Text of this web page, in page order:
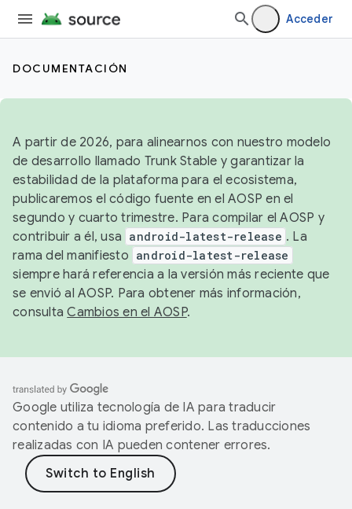
Acceder
DOCUMENTACIÓN
A partir de 2026, para alinearnos con nuestro modelo
de desarrollo llamado Trunk Stable y garantizar la
estabilidad de la plataforma para el ecosistema,
publicaremos el código fuente en el AOSP en el
segundo y cuarto trimestre. Para compilar el AOSP y
contribuir a él, usa android-latest-release . La
rama del manifiesto android-latest-release
siempre hará referencia a la versión más reciente que
se envió al AOSP. Para obtener más información,
consultaCambios en el AOSP.
Google utiliza tecnología de IA para traducir
contenido a tu idioma preferido. Las traducciones
realizadas con IA pueden contener errores.